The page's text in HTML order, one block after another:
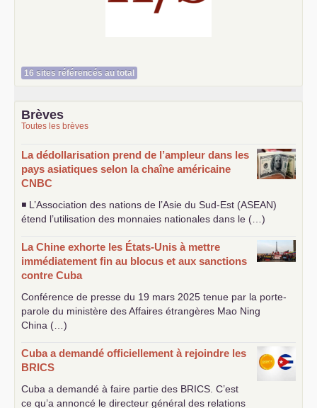
16 sites référencés au total
Brèves
Toutes les brèves
La dédollarisation prend de l’ampleur dans les
pays asiatiques selon la chaîne américaine
CNBC
◾ L’Association des nations de l’Asie du Sud-Est (ASEAN)
étend l’utilisation des monnaies nationales dans le (…)
La Chine exhorte les États-Unis à mettre
immédiatement fin au blocus et aux sanctions
contre Cuba
Conférence de presse du 19 mars 2025 tenue par la porte-
parole du ministère des Affaires étrangères Mao Ning
China (…)
Cuba a demandé officiellement à rejoindre les
BRICS
Cuba a demandé à faire partie des BRICS . C’est
ce qu’a annoncé le directeur général des relations